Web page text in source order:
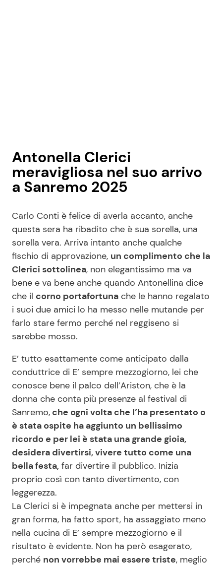
Antonella Clerici
meravigliosa nel suo arrivo
a Sanremo 2025
Carlo Conti è felice di averla accanto, anche
questa sera ha ribadito che è sua sorella, una
sorella vera. Arriva intanto anche qualche
fischio di approvazione, un complimento che la
Clerici sottolinea, non elegantissimo ma va
bene e va bene anche quando Antonellina dice
che il corno portafortuna che le hanno regalato
i suoi due amici lo ha messo nelle mutande per
farlo stare fermo perché nel reggiseno si
sarebbe mosso.
E’ tutto esattamente come anticipato dalla
conduttrice di E’ sempre mezzogiorno, lei che
conosce bene il palco dell’Ariston, che è la
donna che conta più presenze al festival di
Sanremo, che ogni volta che l’ha presentato o
è stata ospite ha aggiunto un bellissimo
ricordo e per lei è stata una grande gioia,
desidera divertirsi, vivere tutto come una
bella festa, far divertire il pubblico. Inizia
proprio così con tanto divertimento, con
leggerezza.
La Clerici si è impegnata anche per mettersi in
gran forma, ha fatto sport, ha assaggiato meno
nella cucina di E’ sempre mezzogiorno e il
risultato è evidente. Non ha però esagerato,
perché non vorrebbe mai essere triste, meglio